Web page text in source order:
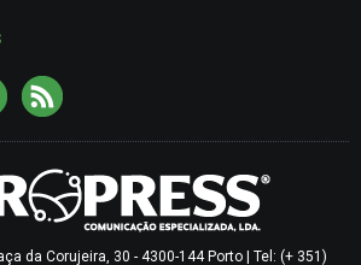
da Corujeira, 30 - 4300-144 Porto | Tel: (+ 351)